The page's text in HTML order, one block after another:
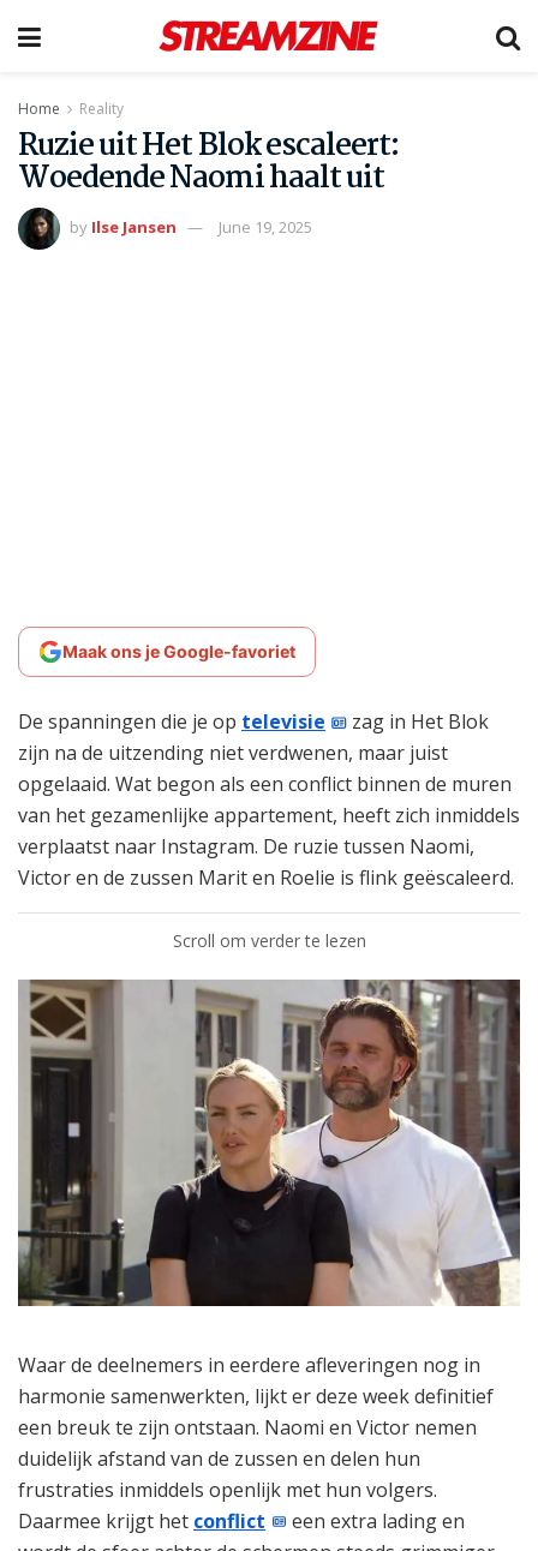
Home Reality
Ruzie uit Het Blok escaleert:
Woedende Naomi haalt uit
by Ilse Jansen June 19, 2025
Maak ons je Google-favoriet
De spanningen die je op televisie
zag in Het Blok
zijn na de uitzending niet verdwenen, maar juist
opgelaaid. Wat begon als een conflict binnen de muren
van het gezamenlijke appartement, heeft zich inmiddels
verplaatst naar Instagram. De ruzie tussen Naomi,
Victor en de zussen Marit en Roelie is flink geëscaleerd.
Scroll om verder te lezen
Waar de deelnemers in eerdere afleveringen nog in
harmonie samenwerkten, lijkt er deze week definitief
een breuk te zijn ontstaan. Naomi en Victor nemen
duidelijk afstand van de zussen en delen hun
frustraties inmiddels openlijk met hun volgers.
Daarmee krijgt het conflict
een extra lading en